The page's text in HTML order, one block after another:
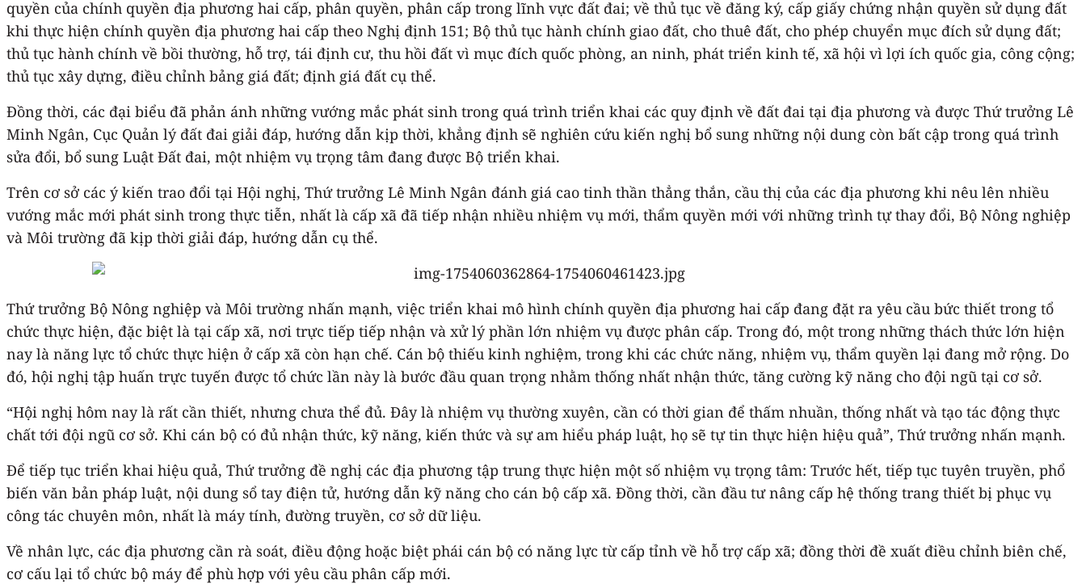
quyền của chính quyền địa phương hai cấp, phân quyền, phân cấp trong lĩnh vực đất đai; về thủ tục về đăng ký, cấp giấy chứng nhận quyền sử dụng đất
khi thực hiện chính quyền địa phương hai cấp theo Nghị định 151; Bộ thủ tục hành chính giao đất, cho thuê đất, cho phép chuyển mục đích sử dụng đất;
thủ tục hành chính về bồi thường, hỗ trợ, tái định cư, thu hồi đất vì mục đích quốc phòng, an ninh, phát triển kinh tế, xã hội vì lợi ích quốc gia, công cộng;
thủ tục xây dựng, điều chỉnh bảng giá đất; định giá đất cụ thể.
Đồng thời, các đại biểu đã phản ánh những vướng mắc phát sinh trong quá trình triển khai các quy định về đất đai tại địa phương và được Thứ trưởng Lê
Minh Ngân, Cục Quản lý đất đai giải đáp, hướng dẫn kịp thời, khẳng định sẽ nghiên cứu kiến nghị bổ sung những nội dung còn bất cập trong quá trình
sửa đổi, bổ sung Luật Đất đai, một nhiệm vụ trọng tâm đang được Bộ triển khai.
Trên cơ sở các ý kiến trao đổi tại Hội nghị, Thứ trưởng Lê Minh Ngân đánh giá cao tinh thần thẳng thắn, cầu thị của các địa phương khi nêu lên nhiều
vướng mắc mới phát sinh trong thực tiễn, nhất là cấp xã đã tiếp nhận nhiều nhiệm vụ mới, thẩm quyền mới với những trình tự thay đổi, Bộ Nông nghiệp
và Môi trường đã kịp thời giải đáp, hướng dẫn cụ thể.
Thứ trưởng Bộ Nông nghiệp và Môi trường nhấn mạnh, việc triển khai mô hình chính quyền địa phương hai cấp đang đặt ra yêu cầu bức thiết trong tổ
chức thực hiện, đặc biệt là tại cấp xã, nơi trực tiếp tiếp nhận và xử lý phần lớn nhiệm vụ được phân cấp. Trong đó, một trong những thách thức lớn hiện
nay là năng lực tổ chức thực hiện ở cấp xã còn hạn chế. Cán bộ thiếu kinh nghiệm, trong khi các chức năng, nhiệm vụ, thẩm quyền lại đang mở rộng. Do
đó, hội nghị tập huấn trực tuyến được tổ chức lần này là bước đầu quan trọng nhằm thống nhất nhận thức, tăng cường kỹ năng cho đội ngũ tại cơ sở.
“Hội nghị hôm nay là rất cần thiết, nhưng chưa thể đủ. Đây là nhiệm vụ thường xuyên, cần có thời gian để thấm nhuần, thống nhất và tạo tác động thực
chất tới đội ngũ cơ sở. Khi cán bộ có đủ nhận thức, kỹ năng, kiến thức và sự am hiểu pháp luật, họ sẽ tự tin thực hiện hiệu quả”, Thứ trưởng nhấn mạnh.
Để tiếp tục triển khai hiệu quả, Thứ trưởng đề nghị các địa phương tập trung thực hiện một số nhiệm vụ trọng tâm: Trước hết, tiếp tục tuyên truyền, phổ
biến văn bản pháp luật, nội dung sổ tay điện tử, hướng dẫn kỹ năng cho cán bộ cấp xã. Đồng thời, cần đầu tư nâng cấp hệ thống trang thiết bị phục vụ
công tác chuyên môn, nhất là máy tính, đường truyền, cơ sở dữ liệu.
Về nhân lực, các địa phương cần rà soát, điều động hoặc biệt phái cán bộ có năng lực từ cấp tỉnh về hỗ trợ cấp xã; đồng thời đề xuất điều chỉnh biên chế,
cơ cấu lại tổ chức bộ máy để phù hợp với yêu cầu phân cấp mới.